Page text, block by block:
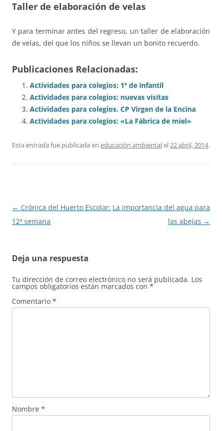
Taller de elaboración de velas
Y para terminar antes del regreso, un taller de elaboración
de velas, del que los niños se llevan un bonito recuerdo.
Publicaciones Relacionadas:
Actividades para colegios: 1º de infantil
Actividades para colegios: nuevas visitas
Actividades para colegios. CP Virgen de la Encina
Actividades para colegios: «La Fábrica de miel»
Esta entrada fue publicada en educación ambientalel22 abril, 2014.
Navegación
de
← Crónica del Huerto Escolar:
12ª semana
La importancia del agua para
las abejas →
Deja una respuesta
Tu dirección de correo electrónico no será publicada. Los
campos obligatorios están marcados con *
Comentario *
Nombre *